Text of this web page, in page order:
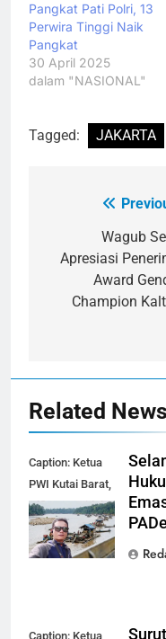
Pangkat Pati Polri, 13
Perwira Tinggi Naik
Pangkat
30 April 2025
dalam "NASIONAL"
Tagged: JAKARTA
Navigasi
Wagub
Apresiasi
Award
Champion
Related News
Caption: Ketua
PWI Kutai Barat,
Alfian Nur (dok-
smk)
Caption: Ketua